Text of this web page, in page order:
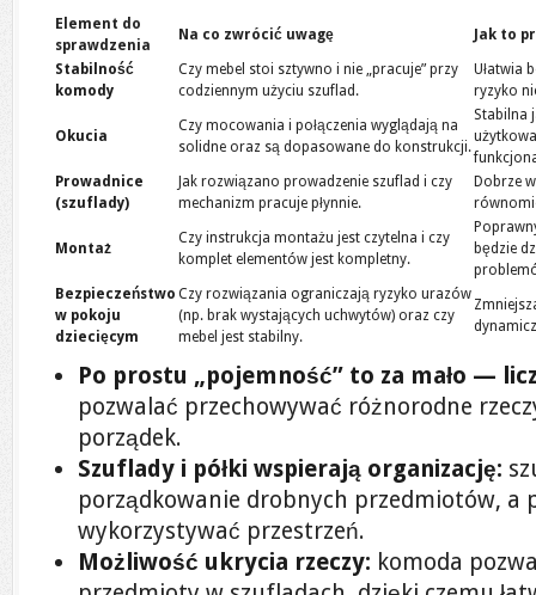
Element do
sprawdzenia
Na co zwrócić uwagę Jak to
Stabilność
komody
Czy mebel stoi sztywno i nie „pracuje” przy
codziennym użyciu szuflad.
Ułatwia
ryzyko
Okucia
Czy mocowania i połączenia wyglądają na
solidne oraz są dopasowane do konstrukcji.
Stabilna
Prowadnice
(szuflady)
Jak rozwiązano prowadzenie szuflad i czy
mechanizm pracuje płynnie.
Dobrze
Montaż
Czy instrukcja montażu jest czytelna i czy
komplet elementów jest kompletny.
będzie
Bezpieczeństwo
w pokoju
dziecięcym
Czy rozwiązania ograniczają ryzyko urazów
(np. brak wystających uchwytów) oraz czy
mebel jest stabilny.
Po prostu „pojemność” to za mało —
pozwalać przechowywać różnorodne
porządek.
Szuflady i półki wspierają organizację:
porządkowanie drobnych przedmiotów, a
wykorzystywać przestrzeń.
Możliwość ukrycia rzeczy: komoda